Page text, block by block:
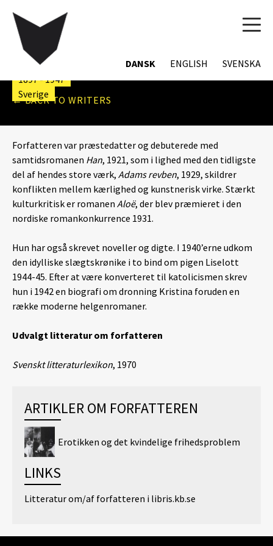
DANSK ENGLISH SVENSKA
← BACK TO WRITERS
PY SÖRMAN
1897 - 1947
Sverige
Forfatteren var præstedatter og debuterede med
samtidsromanen Han, 1921, som i lighed med den tidligste
del af hendes store værk, Adams revben, 1929, skildrer
konflikten mellem kærlighed og kunstnerisk virke. Stærkt
kulturkritisk er romanen Aloë, der blev præmieret i den
nordiske romankonkurrence 1931.
Hun har også skrevet noveller og digte. I 1940’erne udkom
den idylliske slægtskrønike i to bind om pigen Liselott
1944-45. Efter at være konverteret til katolicismen skrev
hun i 1942 en biografi om dronning Kristina foruden en
række moderne helgenromaner.
Udvalgt litteratur om forfatteren
Svenskt litteraturlexikon, 1970
ARTIKLER OM FORFATTEREN
Erotikken og det kvindelige frihedsproblem
LINKS
Litteratur om/af forfatteren i libris.kb.se